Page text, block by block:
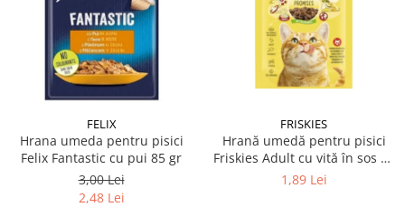
FELIX
Hrana umeda pentru pisici
Felix Fantastic cu pui 85 gr
3,00 Lei
2,48 Lei
FRISKIES
Hrană umedă pentru pisici
Friskies Adult cu vită în sos 85
gr
1,89 Lei